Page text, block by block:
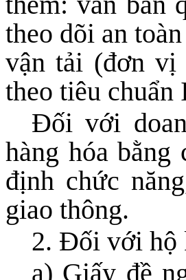
theo dõi an
vận tải (đơn vị
theo tiêu chuẩn
Đối với
hàng hóa bằng
định chức
giao thông.
2. Đối với hộ
a) Giấy đề